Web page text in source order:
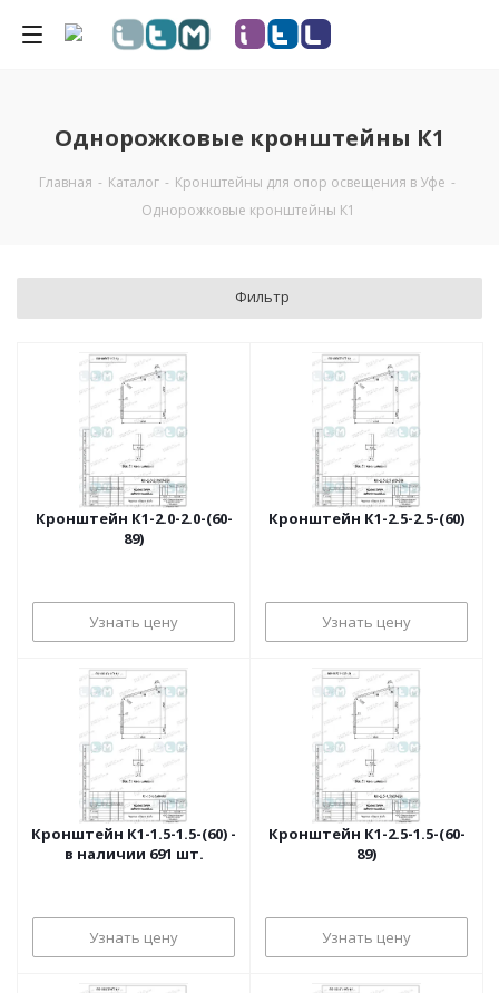
Однорожковые кронштейны К1
Главная - Каталог - Кронштейны для опор освещения в Уфе -
Однорожковые кронштейны К1
Фильтр
Кронштейн К1-2.0-2.0-(60-
89)
Узнать цену
Кронштейн К1-2.5-2.5-(60)
Узнать цену
Кронштейн К1-1.5-1.5-(60) -
в наличии 691 шт.
Узнать цену
Кронштейн К1-2.5-1.5-(60-
89)
Узнать цену